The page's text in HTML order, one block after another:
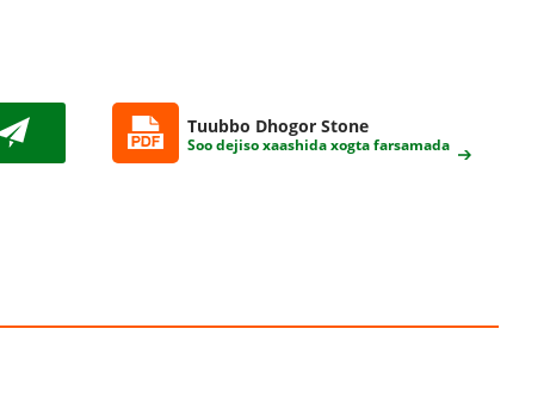
Tuubbo Dhogor Stone
Soo dejiso xaashida xogta farsamada